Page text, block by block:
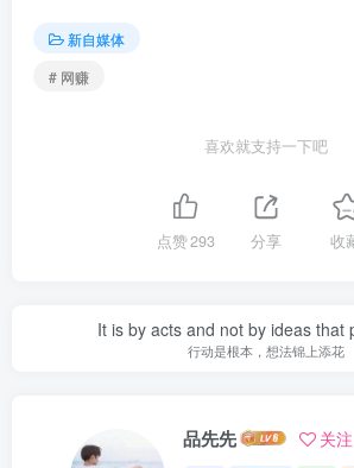
新自媒体
# 网赚
喜欢就支持一下吧
点赞293 分享 收
It is by acts and not by ideas that
行动是根本，想法锦上添花
品先先 关注